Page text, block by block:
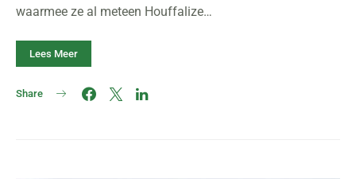
waarmee ze al meteen Houffalize…
Lees Meer
Share